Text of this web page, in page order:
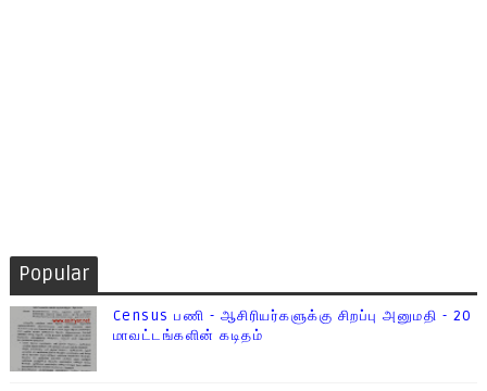
Popular
Census பணி - ஆசிரியர்களுக்கு சிறப்பு அனுமதி - 20
மாவட்டங்களின் கடிதம்